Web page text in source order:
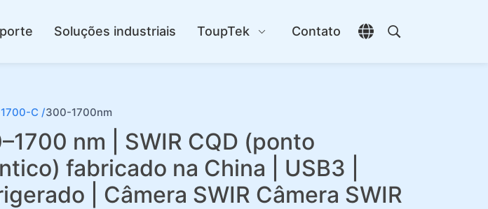
Soluções industriais ToupTek Contato
Abrir seletor de
Abrir pesquisa
C /300-1700nm
nm | SWIR CQD (ponto
fabricado na China | USB3 |
| Câmera SWIR Câmera SWIR